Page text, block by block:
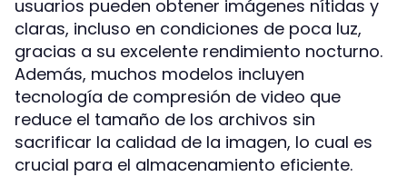
usuarios pueden obtener imágenes nítidas y
claras, incluso en condiciones de poca luz,
gracias a su excelente rendimiento nocturno.
Además, muchos modelos incluyen
tecnología de compresión de video que
reduce el tamaño de los archivos sin
sacrificar la calidad de la imagen, lo cual es
crucial para el almacenamiento eficiente.